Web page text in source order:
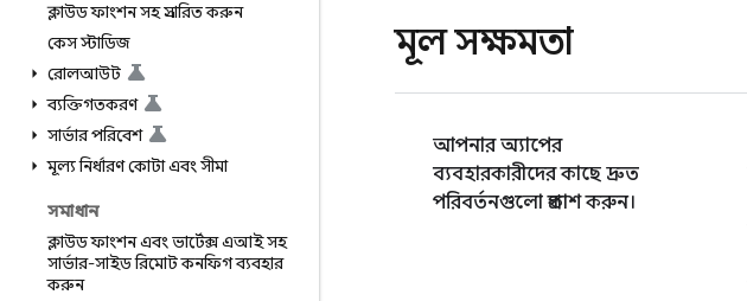
ক্লাউড ফাংশন সহ প্রসারিত করুন
কেস স্টাডিজ
রোলআউট
ব্যক্তিগতকরণ
সার্ভার পরিবেশ
মূল্য নির্ধারণকোটা এবং সীমা
সমাধান
ক্লাউড ফাংশন এবং ভার্টেক্স এআই সহ
সার্ভার-সাইড রিমোট কনফিগ ব্যবহার
করুন
মূল সক্ষমতা
আপনার অ্যাপের
ব্যবহারকারীদের কাছে দ্রুত
পরিবর্তনগুলো প্রকাশ করুন।